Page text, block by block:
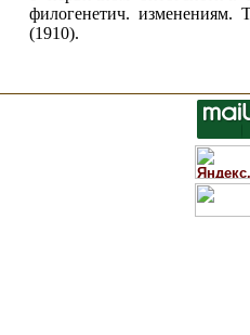
филогенетич.
(1910).